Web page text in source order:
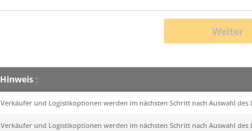
Weiter
Hinweis
Verkäufer und Logistikoptionen werden im nächsten Schritt nach Auswahl des
Verkäufer und Logistikoptionen werden im nächsten Schritt nach Auswahl des